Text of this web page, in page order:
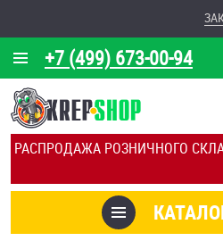
РАСПРОДАЖА РОЗНИЧНОГО
+7 (499) 673-00-94
О КОМПАНИИ
КАЛЬКУЛЯТОР
ОТЗЫВЫ